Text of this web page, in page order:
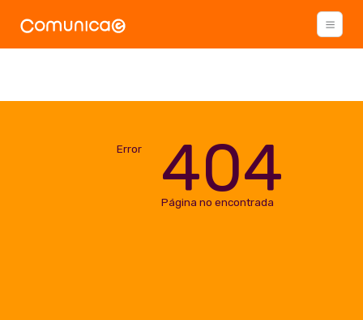
Error 404
Página no encontrada